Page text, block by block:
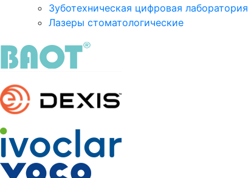
Зуботехническая цифровая лаборатория
Лазеры стоматологические